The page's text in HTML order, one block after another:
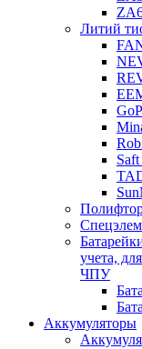
Литий
учета,
ЧПУ
Аккумуляторы